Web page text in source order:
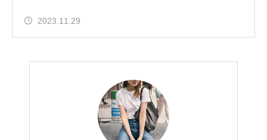
2023.11.29